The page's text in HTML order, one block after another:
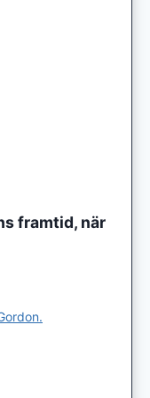
framtid, när